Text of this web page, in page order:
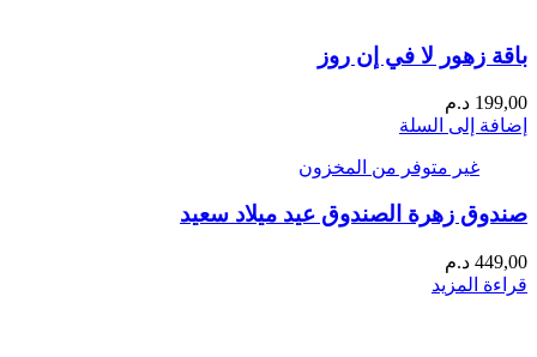
باقة زهور لا في إن روز
199,00 د.م
إضافة إلى السلة
غير متوفر من المخزون
صندوق زهرة الصندوق عيد ميلاد سعيد
449,00 د.م
قراءة المزيد